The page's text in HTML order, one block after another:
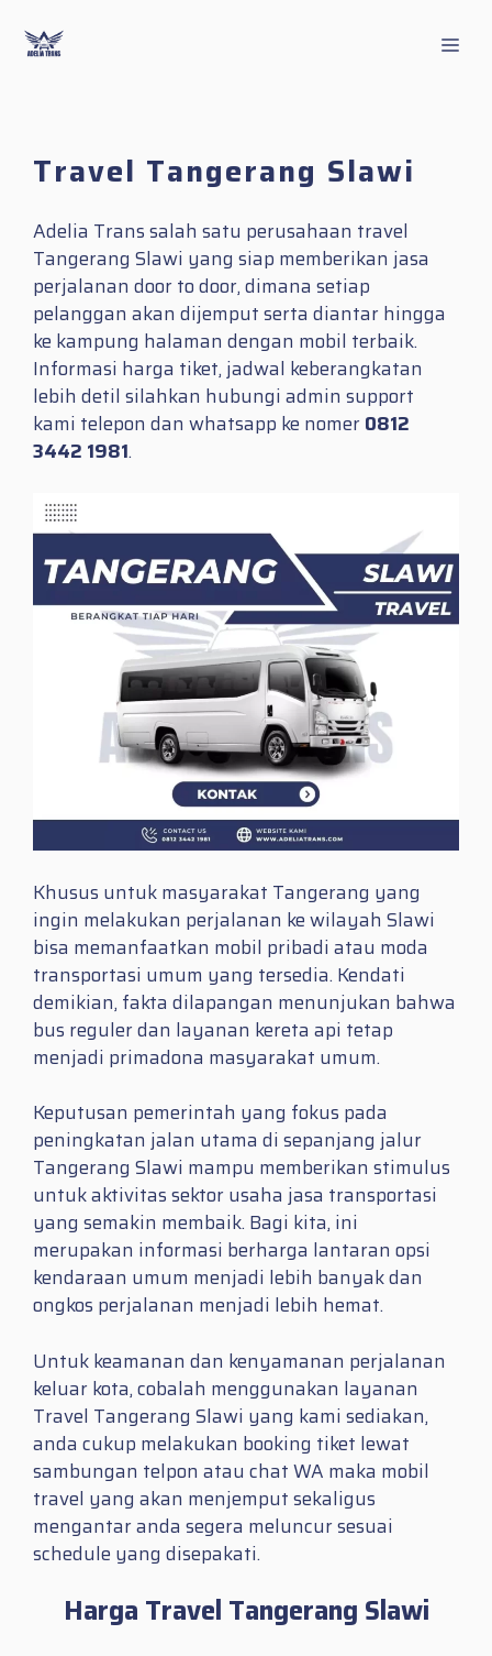
content
Travel Tangerang Slawi
Adelia Trans salah satu perusahaan travel
Tangerang Slawi yang siap memberikan jasa
perjalanan door to door, dimana setiap
pelanggan akan dijemput serta diantar hingga
ke kampung halaman dengan mobil terbaik.
Informasi harga tiket, jadwal keberangkatan
lebih detil silahkan hubungi admin support
kami telepon dan whatsapp ke nomer0812
3442 1981.
Khusus untuk masyarakat Tangerang yang
ingin melakukan perjalanan ke wilayah Slawi
bisa memanfaatkan mobil pribadi atau moda
transportasi umum yang tersedia. Kendati
demikian, fakta dilapangan menunjukan bahwa
bus reguler dan layanan kereta api tetap
menjadi primadona masyarakat umum.
Keputusan pemerintah yang fokus pada
peningkatan jalan utama di sepanjang jalur
Tangerang Slawi mampu memberikan stimulus
untuk aktivitas sektor usaha jasa transportasi
yang semakin membaik. Bagi kita, ini
merupakan informasi berharga lantaran opsi
kendaraan umum menjadi lebih banyak dan
ongkos perjalanan menjadi lebih hemat.
Untuk keamanan dan kenyamanan perjalanan
keluar kota, cobalah menggunakan layanan
Travel Tangerang Slawi yang kami sediakan,
anda cukup melakukan booking tiket lewat
sambungan telpon atau chat WA maka mobil
travel yang akan menjemput sekaligus
mengantar anda segera meluncur sesuai
schedule yang disepakati.
Harga Travel Tangerang Slawi